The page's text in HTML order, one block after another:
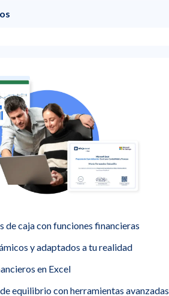
de caja con funciones financieras
y adaptados a tu realidad
en Excel
equilibrio con herramientas avanzadas